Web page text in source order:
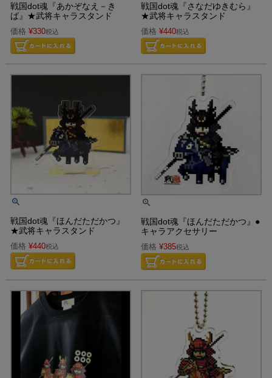
戦国dot魂『あかぞなえ－き
ば』★武将キャラスタンド
価格 ¥330税込
戦国dot魂『さなだゆきむら』
★武将キャラスタンド
価格 ¥440税込
戦国dot魂『ほんだただかつ』
★武将キャラスタンド
価格 ¥440税込
戦国dot魂『ほんだただかつ』●
キャラアクセサリー
価格 ¥385税込